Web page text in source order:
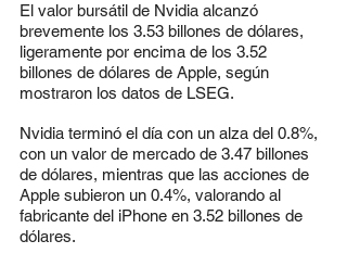
El valor bursátil de Nvidia alcanzó
brevemente los 3.53 billones de dólares,
ligeramente por encima de los 3.52
billones de dólares de Apple, según
mostraron los datos de LSEG.
Nvidia terminó el día con un alza del 0.8%,
con un valor de mercado de 3.47 billones
de dólares, mientras que las acciones de
Apple subieron un 0.4%, valorando al
fabricante del iPhone en 3.52 billones de
dólares.